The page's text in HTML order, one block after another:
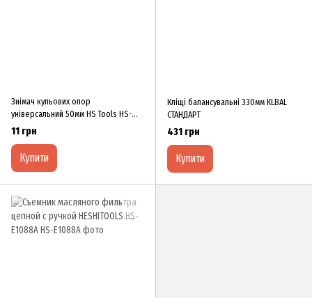
Знімач кульових опор
універсальний 50мм HS Tools HS-
E3320
11 грн
Купити
Кліщі балансувальні ЗЗ0мм KLBAL
СТАНДАРТ
431 грн
Купити